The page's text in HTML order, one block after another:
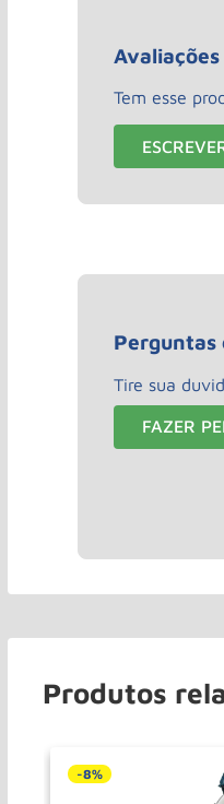
Tem esse
Perguntas
Tire sua
FAZER
Produtos
-8%